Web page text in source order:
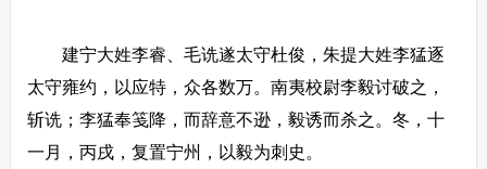
建宁大姓李睿、毛诜遂太守杜俊，朱提大姓李猛逐
太守雍约，以应特，众各数万。南夷校尉李毅讨破之，
斩诜；李猛奉笺降，而辞意不逊，毅诱而杀之。冬，十
一月，丙戌，复置宁州，以毅为刺史。